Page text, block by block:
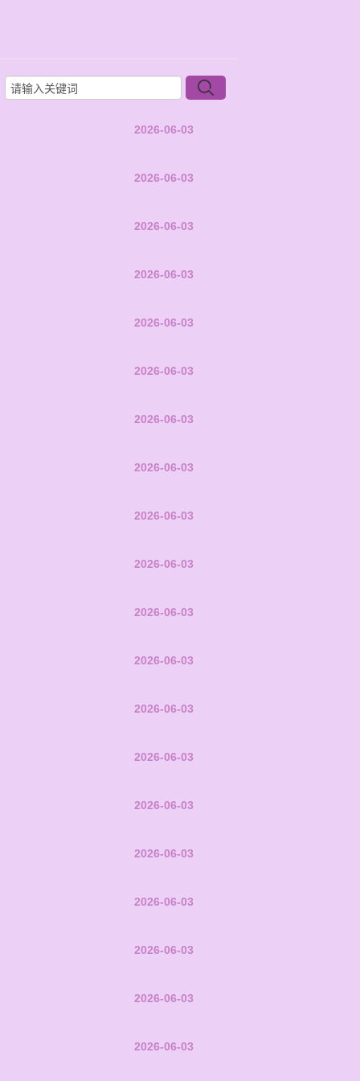
2026-06-03
2026-06-03
2026-06-03
2026-06-03
2026-06-03
2026-06-03
2026-06-03
2026-06-03
2026-06-03
2026-06-03
2026-06-03
2026-06-03
2026-06-03
2026-06-03
2026-06-03
2026-06-03
2026-06-03
2026-06-03
2026-06-03
2026-06-03